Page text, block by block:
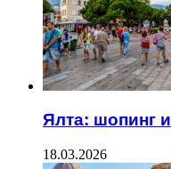
Ялта: шопинг
18.03.2026